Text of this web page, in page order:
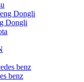
Dongli
benz